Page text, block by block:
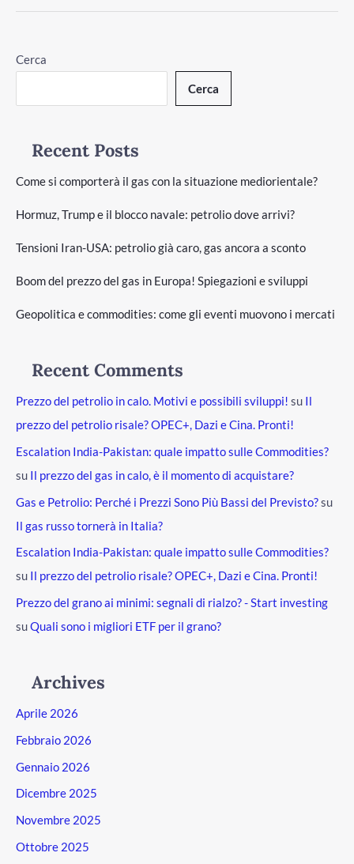
Cerca
Cerca
Recent Posts
Come si comporterà il gas con la situazione mediorientale?
Hormuz, Trump e il blocco navale: petrolio dove arrivi?
Tensioni Iran-USA: petrolio già caro, gas ancora a sconto
Boom del prezzo del gas in Europa! Spiegazioni e sviluppi
Geopolitica e commodities: come gli eventi muovono i mercati
Recent Comments
Prezzo del petrolio in calo. Motivi e possibili sviluppi! su Il
prezzo del petrolio risale? OPEC+, Dazi e Cina. Pronti!
Escalation India-Pakistan: quale impatto sulle Commodities?
su Il prezzo del gas in calo, è il momento di acquistare?
Gas e Petrolio: Perché i Prezzi Sono Più Bassi del Previsto?su
Il gas russo tornerà in Italia?
Escalation India-Pakistan: quale impatto sulle Commodities?
su Il prezzo del petrolio risale? OPEC+, Dazi e Cina. Pronti!
Prezzo del grano ai minimi: segnali di rialzo? - Start investing
suQuali sono i migliori ETF per il grano?
Archives
Aprile 2026
Febbraio 2026
Gennaio 2026
Dicembre 2025
Novembre 2025
Ottobre 2025